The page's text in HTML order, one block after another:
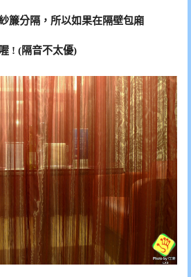
簾分隔，所以如果在隔壁包廂
! (隔音不太優)